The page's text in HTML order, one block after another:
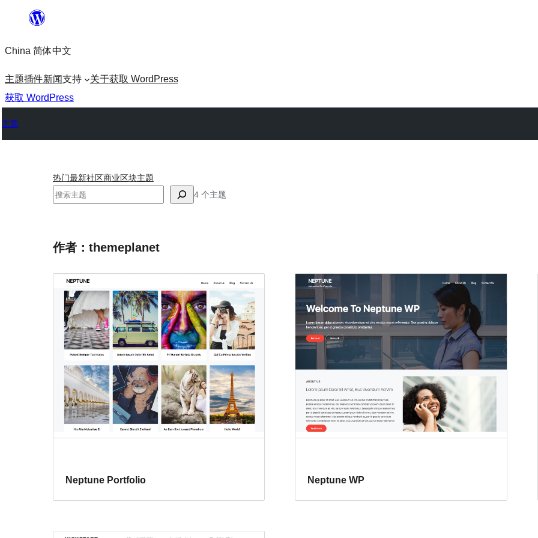
内
容
China 简体中文
主题插件新闻支持 关于获取 WordPress
获取 WordPress
主题
热门最新社区商业区块主题
搜
4 个主题
作者：themeplanet
Neptune Portfolio Neptune WP